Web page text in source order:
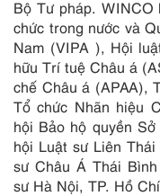
Bộ Tư pháp.
chức trong nước và
Nam (VIPA ), Hội
hữu Trí tuệ Châu á
chế Châu á (APAA),
Tổ chức Nhãn hiệu
hội Bảo hộ quyền
hội Luật sư Liên
sư Châu Á Thái
sư Hà Nội, TP. Hồ